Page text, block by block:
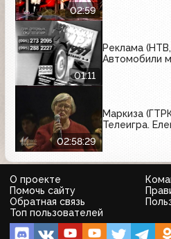
02:59
01:11
Реклама (НТВ,
Автомобили
02:58:29
Маркиза
Телеигра.
О проекте
Помочь сайту
Обратная связь
Топ пользователей